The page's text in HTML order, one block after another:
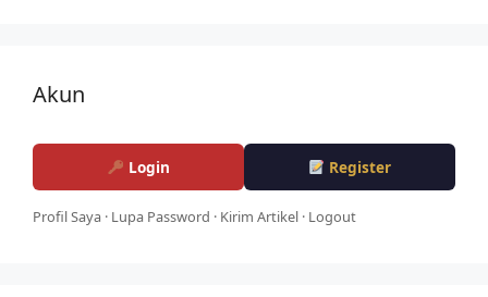
Akun
Login Register
Profil Saya · Lupa Password · Kirim Artikel · Logout